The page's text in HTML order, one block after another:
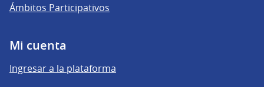
Ámbitos Participativos
Mi cuenta
Ingresar a la plataforma